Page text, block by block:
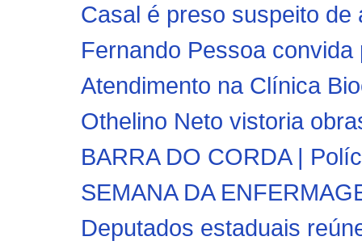
Casal é preso suspeito
Fernando Pessoa
Atendimento na Clínica
Othelino Neto vistoria
BARRA DO CORDA |
SEMANA DA
Deputados estaduais